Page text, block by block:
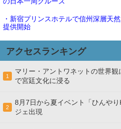
・新宿プリンスホテルで信州深層天
提供開始
アクセスランキング
1
マリー・アントワネットの世界
で宮廷文化に浸る
2
8月7日から夏イベント「ひんや
ジェ出現